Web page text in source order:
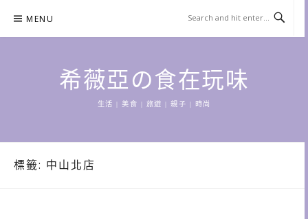
content
MENU
希薇亞の食在玩味
生活 | 美食 | 旅遊 | 親子 | 時尚
標籤: 中山北店